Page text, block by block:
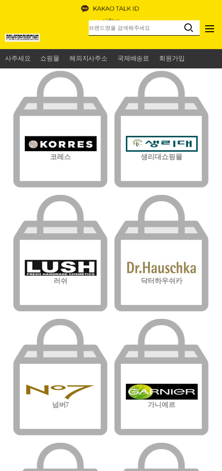
</div>
사주세요 쇼핑몰 해외지사주소 국제배송료 회원가입
코레스 생리대쇼핑몰
러쉬 닥터하우쉬카
넘버7 가니에르